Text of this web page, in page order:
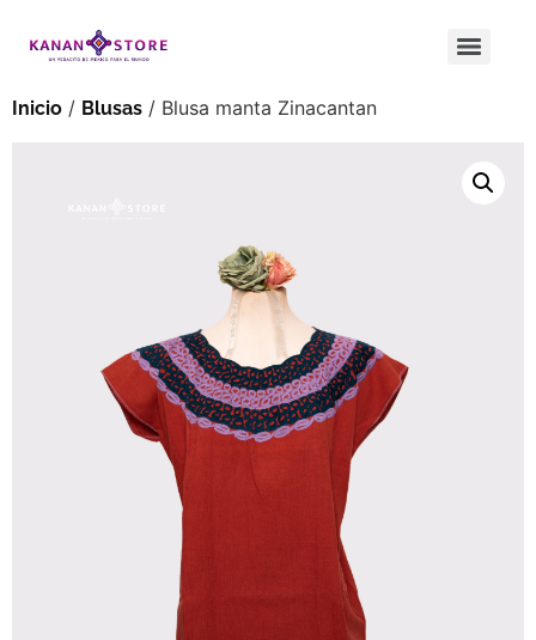
Inicio / Blusas / Blusa manta Zinacantan